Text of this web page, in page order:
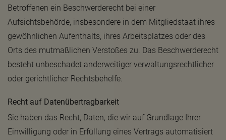
Betroffenen ein Beschwerderecht bei einer
Aufsichtsbehörde, insbesondere in dem Mitgliedstaat ihres
gewöhnlichen Aufenthalts, ihres Arbeitsplatzes oder des
Orts des mutmaßlichen Verstoßes zu. Das Beschwerderecht
besteht unbeschadet anderweitiger verwaltungsrechtlicher
oder gerichtlicher Rechtsbehelfe.
Recht auf Daten­übertrag­barkeit
Sie haben das Recht, Daten, die wir auf Grundlage Ihrer
Einwilligung oder in Erfüllung eines Vertrags automatisiert